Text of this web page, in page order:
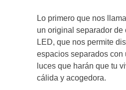
Lo primero que nos
un original separador de
LED, que nos permite
espacios separados con
luces que harán que tu
cálida y acogedora.